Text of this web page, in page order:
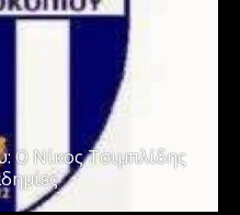
Ο Νίκος Τσιμπλίδης